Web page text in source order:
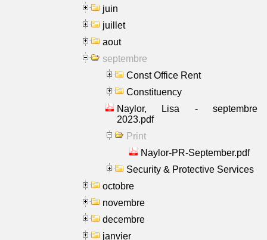
juin
juillet
aout
septembre
Const Office Rent
Constituency
Naylor, Lisa - septembre
2023.pdf
Print
Naylor-PR-September.pdf
Security & Protective Services
octobre
novembre
decembre
janvier